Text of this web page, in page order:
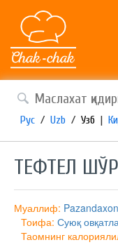
Рус / Uzb / Узб |
ТЕФТЕЛ
Муаллиф: Pazandaxon
Тоифа: Суюқ
Таомнинг